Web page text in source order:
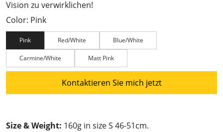
Vision zu verwirklichen!
Color: Pink
Pink Red/White Blue/White
Carmine/White Matt Pink
Kontaktieren Sie mich jetzt
Size & Weight: 160g in size S 46-51cm.